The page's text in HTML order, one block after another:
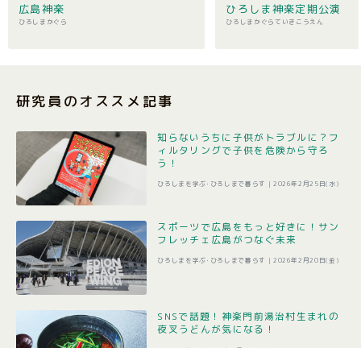
広島神楽
ひろしまかぐら
ひろしま神楽定期公演
ひろしまかぐらていきこうえん
研究員のオススメ記事
知らないうちに子供がトラブルに？フ
ィルタリングで子供を危険から守ろ
う！
ひろしまを学ぶ･ひろしまで暮らす | 2026年2月25日(水)
スポーツで広島をもっと好きに！サン
フレッチェ広島がつなぐ未来
ひろしまを学ぶ･ひろしまで暮らす | 2026年2月20日(金)
SNSで話題！神楽門前湯治村生まれの
夜叉うどんが気になる！